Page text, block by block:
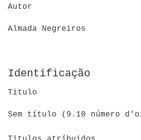
Autor
Almada Negreiros
Identificação
Titulo
Sem título (9.10 número